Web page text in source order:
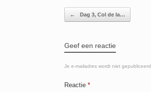
b
o
k
A
p
Berichtnavigatie
← Dag 3, Col de la…
Geef een reactie
Je e-mailadres wordt niet gepubliceerd.
Reactie *